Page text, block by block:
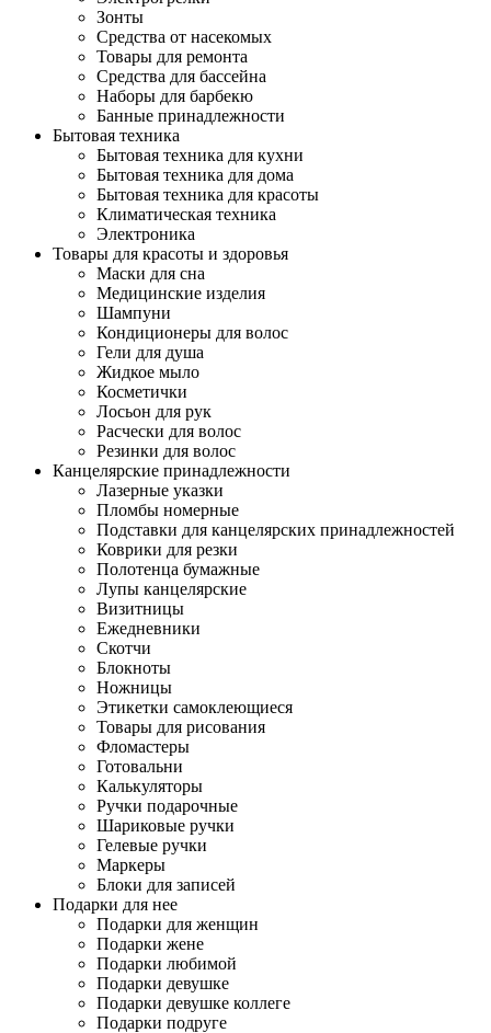
Зонты
Средства от насекомых
Товары для ремонта
Средства для бассейна
Наборы для барбекю
Банные принадлежности
Бытовая техника
Бытовая техника для кухни
Бытовая техника для дома
Бытовая техника для красоты
Климатическая техника
Электроника
Товары для красоты и здоровья
Маски для сна
Медицинские изделия
Шампуни
Кондиционеры для волос
Гели для душа
Жидкое мыло
Косметички
Лосьон для рук
Расчески для волос
Резинки для волос
Канцелярские принадлежности
Лазерные указки
Пломбы номерные
Подставки для канцелярских принадлежностей
Коврики для резки
Полотенца бумажные
Лупы канцелярские
Визитницы
Ежедневники
Скотчи
Блокноты
Ножницы
Этикетки самоклеющиеся
Товары для рисования
Фломастеры
Готовальни
Калькуляторы
Ручки подарочные
Шариковые ручки
Гелевые ручки
Маркеры
Блоки для записей
Подарки для нее
Подарки для женщин
Подарки жене
Подарки любимой
Подарки девушке
Подарки девушке коллеге
Подарки подруге